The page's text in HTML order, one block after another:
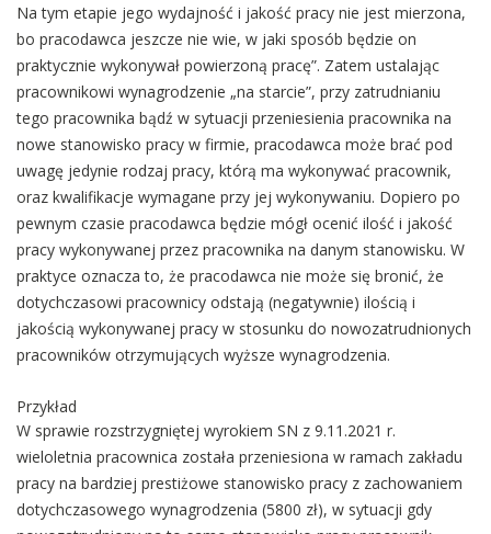
Na tym etapie jego wydajność i jakość pracy nie jest mierzona,
bo pracodawca jeszcze nie wie, w jaki sposób będzie on
praktycznie wykonywał powierzoną pracę”. Zatem ustalając
pracownikowi wynagrodzenie „na starcie”, przy zatrudnianiu
tego pracownika bądź w sytuacji przeniesienia pracownika na
nowe stanowisko pracy w firmie, pracodawca może brać pod
uwagę jedynie rodzaj pracy, którą ma wykonywać pracownik,
oraz kwalifikacje wymagane przy jej wykonywaniu. Dopiero po
pewnym czasie pracodawca będzie mógł ocenić ilość i jakość
pracy wykonywanej przez pracownika na danym stanowisku. W
praktyce oznacza to, że pracodawca nie może się bronić, że
dotychczasowi pracownicy odstają (negatywnie) ilością i
jakością wykonywanej pracy w stosunku do nowozatrudnionych
pracowników otrzymujących wyższe wynagrodzenia.
Przykład
W sprawie rozstrzygniętej wyrokiem SN z 9.11.2021 r.
wieloletnia pracownica została przeniesiona w ramach zakładu
pracy na bardziej prestiżowe stanowisko pracy z zachowaniem
dotychczasowego wynagrodzenia (5800 zł), w sytuacji gdy